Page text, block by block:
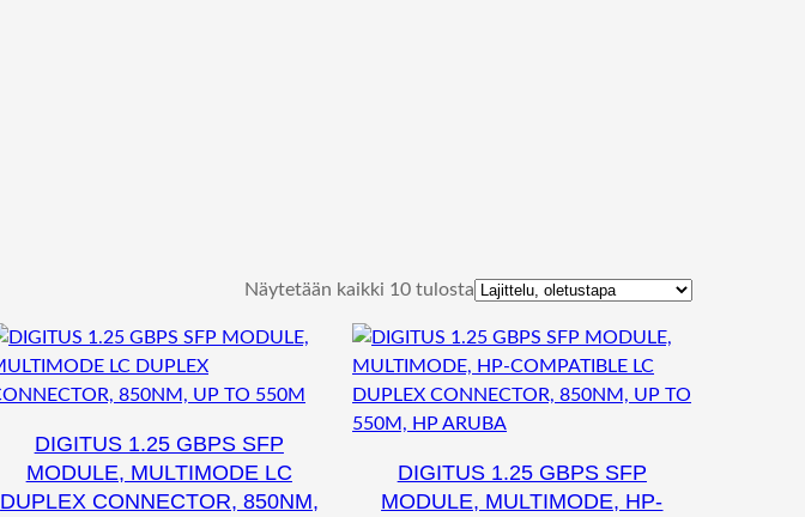
Näytetään kaikki 10 tulosta
DIGITUS 1.25 GBPS SFP
MODULE, MULTIMODE LC
DUPLEX CONNECTOR, 850NM,
DIGITUS 1.25 GBPS SFP
MODULE, MULTIMODE, HP-